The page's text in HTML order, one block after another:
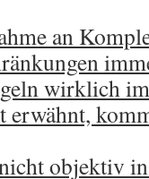
an
wirklich
objektiv